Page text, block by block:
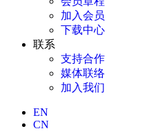
加入会员
下载中心
联系
支持合作
媒体联络
加入我们
EN
CN